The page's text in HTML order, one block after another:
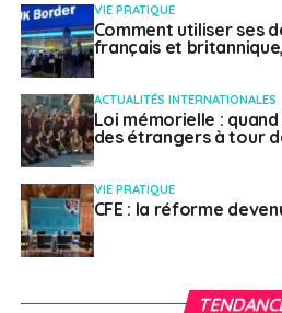
VIE PRATIQUE
Comment utiliser ses
français et
ACTUALITÉS INTERNATIONALES
Loi mémorielle :
des étrangers à tour
VIE PRATIQUE
CFE : la réforme